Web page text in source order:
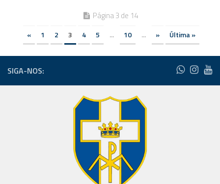
Página 3 de 14
« 1 2 3 4 5 ... 10 ... » Última »
SIGA-NOS: